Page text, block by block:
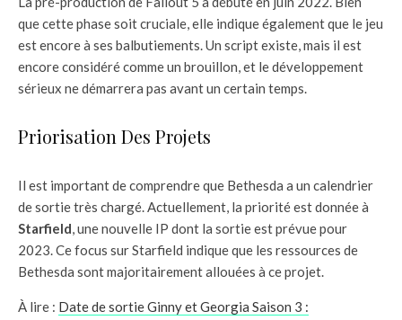
que cette phase soit cruciale, elle indique également que le jeu
est encore à ses balbutiements. Un script existe, mais il est
encore considéré comme un brouillon, et le développement
sérieux ne démarrera pas avant un certain temps.
Priorisation Des Projets
Il est important de comprendre que Bethesda a un calendrier
de sortie très chargé. Actuellement, la priorité est donnée à
Starfield, une nouvelle IP dont la sortie est prévue pour
2023. Ce focus sur Starfield indique que les ressources de
Bethesda sont majoritairement allouées à ce projet.
À lire : Date de sortie Ginny et Georgia Saison 3 :